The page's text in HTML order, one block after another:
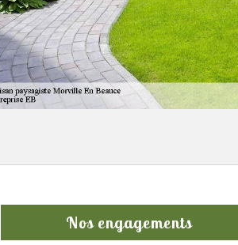
Nos engagements